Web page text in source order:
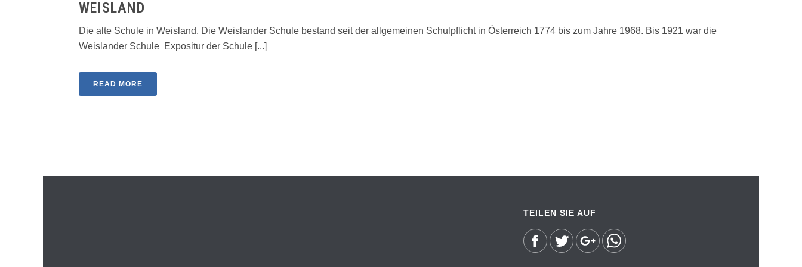
WEISLAND
Die alte Schule in Weisland. Die Weislander Schule bestand seit der allgemeinen Schulpflicht in Österreich 1774 bis zum Jahre 1968. Bis 1921 war die
Weislander Schule Expositur der Schule [...]
READ MORE
TEILEN SIE AUF